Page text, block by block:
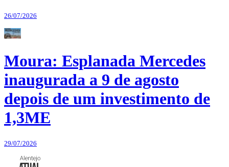
26/07/2026
Moura: Esplanada Mercedes
inaugurada a 9 de agosto
depois de um investimento de
1,3ME
29/07/2026